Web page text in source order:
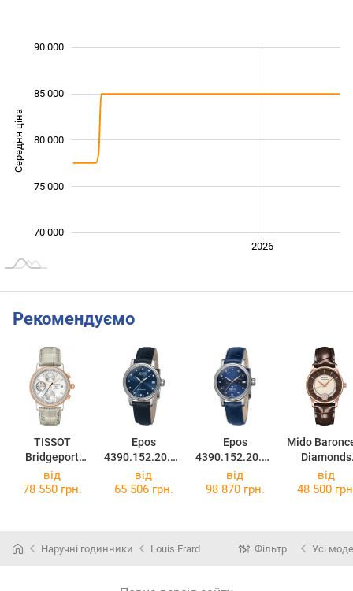
Середня ціна 72 000
70 000
90 000
80 000
85 000
75 000
2026
Рекомендуємо
TISSOT
Bridgeport
Automatic
Valjoux Lady
Epos
4390.152.20.86
.16
Epos
4390.152.20.96
.16
Mido
Diamonds
91.00
від
78 550 грн.
від
65 506 грн.
від
98 870 грн.
від
48 500
Наручні годинники Louis Erard Фільтр Усі